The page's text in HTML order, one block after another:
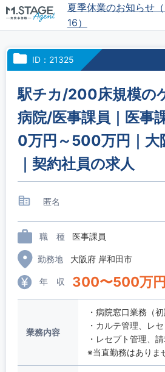
夏季休業のお知らせ
16）
ID：21325
駅チカ/200床規模の
病院/医事課員｜医事
0万円～500万円｜大
｜契約社員の求人
匿名
職 種 医事課員
勤務地 大阪府 岸和田市
年 収 300〜500万円
業務内容
・病院窓口業務（
・カルテ管理、レ
・レセプト管理、
※当直勤務はありま